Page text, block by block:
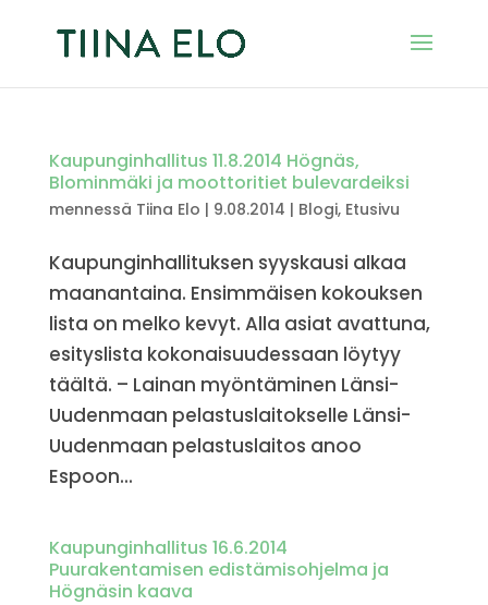
Kaupunginhallitus 11.8.2014 Högnäs,
Blominmäki ja moottoritiet bulevardeiksi
mennessä Tiina Elo | 9.08.2014 | Blogi, Etusivu
Kaupunginhallituksen syyskausi alkaa
maanantaina. Ensimmäisen kokouksen
lista on melko kevyt. Alla asiat avattuna,
esityslista kokonaisuudessaan löytyy
täältä. – Lainan myöntäminen Länsi-
Uudenmaan pelastuslaitokselle Länsi-
Uudenmaan pelastuslaitos anoo
Espoon...
Kaupunginhallitus 16.6.2014
Puurakentamisen edistämisohjelma ja
Högnäsin kaava